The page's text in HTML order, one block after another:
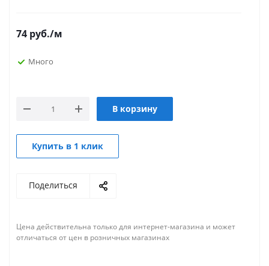
74 руб./м
Много
В корзину
Купить в 1 клик
Поделиться
Цена действительна только для интернет-магазина и может
отличаться от цен в розничных магазинах